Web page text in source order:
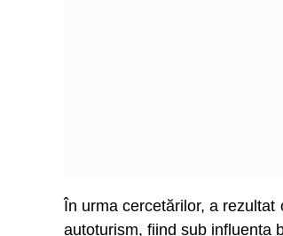
În urma cercetărilor, a
autoturism, fiind sub influența